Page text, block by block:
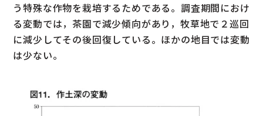
う特殊な作物を栽培するためである。調査期間におけ
る変動では，茶園で減少傾向があり，牧草地で２巡回
に減少してその後回復している。ほかの地目では変動
は少ない。